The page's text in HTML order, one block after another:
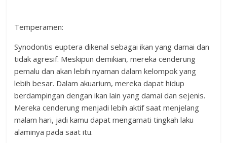
Temperamen:
Synodontis euptera dikenal sebagai ikan yang damai dan
tidak agresif. Meskipun demikian, mereka cenderung
pemalu dan akan lebih nyaman dalam kelompok yang
lebih besar. Dalam akuarium, mereka dapat hidup
berdampingan dengan ikan lain yang damai dan sejenis.
Mereka cenderung menjadi lebih aktif saat menjelang
malam hari, jadi kamu dapat mengamati tingkah laku
alaminya pada saat itu.